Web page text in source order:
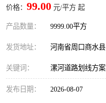
价格： 99.00 元/平方 起
产品数量： 9999.00平方
发货地址： 河南省周口商水县
关键词： 漯河道路划线方案
发布日期： 2026-08-07